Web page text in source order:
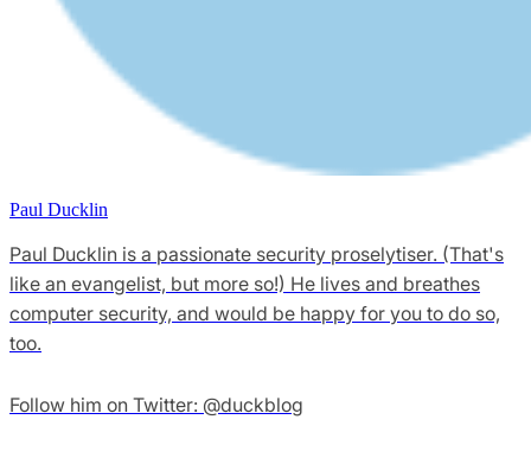
Paul Ducklin
Paul Ducklin is a passionate security proselytiser. (That's
like an evangelist, but more so!) He lives and breathes
computer security, and would be happy for you to do so,
too.
Follow him on Twitter: @duckblog